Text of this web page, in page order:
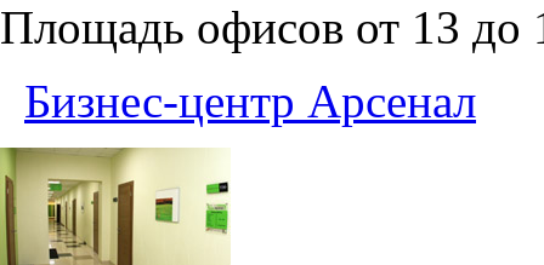
Площадь офисов от 13 до
Бизнес-центр Арсенал